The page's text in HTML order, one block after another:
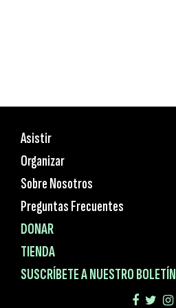
Asistir
Organizar
Sobre Nosotros
Preguntas Frecuentes
DONAR
TIENDA
SUSCRÍBETE A NUESTRO BOLETÍN